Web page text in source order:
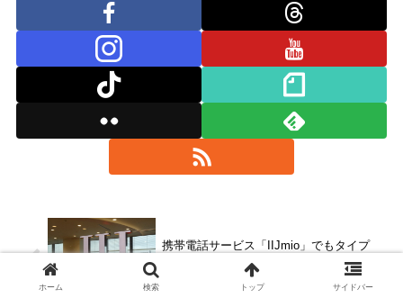
携帯電話サービス「IIJmio」でもタイプ
自のお詫び金200円を返金！7月2〜4日の
ホーム 検索 トップ サイドバー